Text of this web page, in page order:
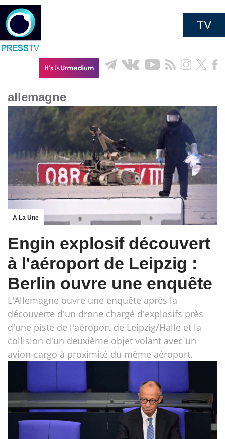
TV
allemagne
A La Une
Engin explosif découvert
à l'aéroport de Leipzig :
Berlin ouvre une enquête
L'Allemagne ouvre une enquête après la
découverte d'un drone chargé d'explosifs près
d'une piste de l'aéroport de Leipzig/Halle et la
collision d'un deuxième objet volant avec un
avion-cargo à proximité du même aéroport.